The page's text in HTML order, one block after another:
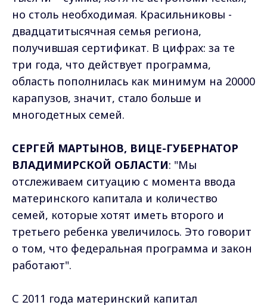
но столь необходимая. Красильниковы -
двадцатитысячная семья региона,
получившая сертификат. В цифрах: за те
три года, что действует программа,
область пополнилась как минимум на 20000
карапузов, значит, стало больше и
многодетных семей.
СЕРГЕЙ МАРТЫНОВ, ВИЦЕ-ГУБЕРНАТОР
ВЛАДИМИРСКОЙ ОБЛАСТИ: "Мы
отслеживаем ситуацию с момента ввода
материнского капитала и количество
семей, которые хотят иметь второго и
третьего ребенка увеличилось. Это говорит
о том, что федеральная программа и закон
работают".
С 2011 года материнский капитал